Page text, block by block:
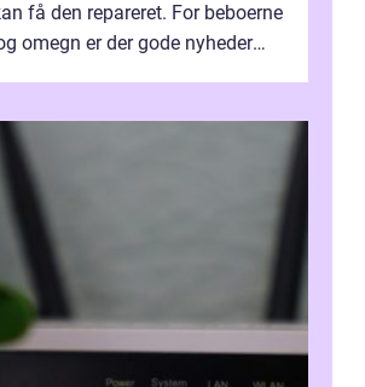
få den repareret. For beboerne
omegn er der gode nyheder